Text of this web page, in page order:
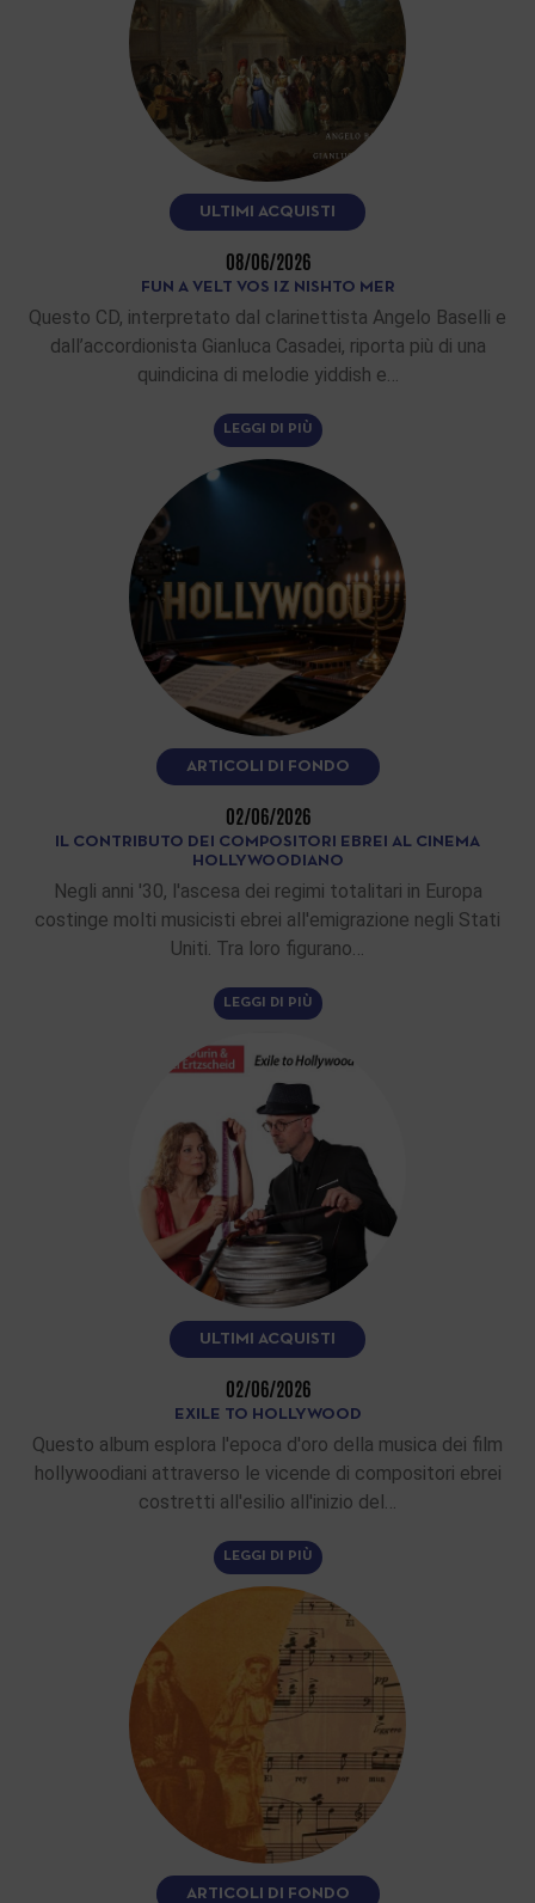
ULTIMI ACQUISTI
08/06/2026
FUN A VELT VOS IZ NISHTO MER
Questo CD, interpretato dal clarinettista Angelo Baselli e
dall’accordionista Gianluca Casadei, riporta più di una
quindicina di melodie yiddish e…
LEGGI DI PIÙ
ARTICOLI DI FONDO
02/06/2026
IL CONTRIBUTO DEI COMPOSITORI EBREI AL CINEMA
HOLLYWOODIANO
Negli anni '30, l'ascesa dei regimi totalitari in Europa
costinge molti musicisti ebrei all'emigrazione negli Stati
Uniti. Tra loro figurano…
LEGGI DI PIÙ
ULTIMI ACQUISTI
02/06/2026
EXILE TO HOLLYWOOD
Questo album esplora l'epoca d'oro della musica dei film
hollywoodiani attraverso le vicende di compositori ebrei
costretti all'esilio all'inizio del…
LEGGI DI PIÙ
ARTICOLI DI FONDO